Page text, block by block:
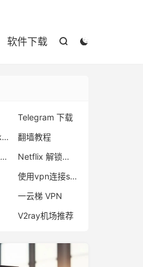


软件下载
Telegram 下载
Shadowsocks 付费节点
翻墙教程
Just My Socks ChatGPT
Netflix 解锁机场
使用vpn连接steam
一云梯 VPN
V2ray机场推荐